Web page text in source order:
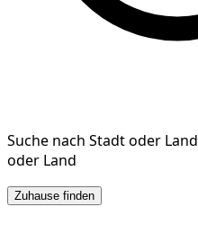
Suche nach Stadt oder Land
oder Land
Zuhause finden